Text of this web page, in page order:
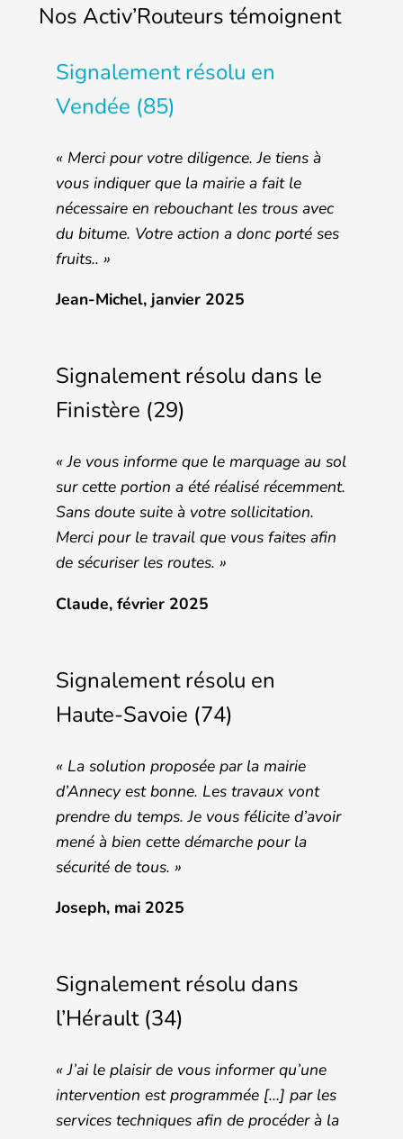
Nos Activ’Routeurs témoignent
Signalement résolu en
Vendée (85)
« Merci pour votre diligence. Je tiens à
vous indiquer que la mairie a fait le
nécessaire en rebouchant les trous avec
du bitume. Votre action a donc porté ses
fruits.. »
Jean-Michel, janvier 2025
Signalement résolu dans le
Finistère (29)
«Je vous informe que le marquage au sol
sur cette portion a été réalisé récemment.
Sans doute suite à votre sollicitation.
Merci pour le travail que vous faites afin
de sécuriser les routes. »
Claude, février 2025
Signalement résolu en
Haute-Savoie (74)
« La solution proposée par la mairie
d’Annecy est bonne. Les travaux vont
prendre du temps. Je vous félicite d’avoir
mené à bien cette démarche pour la
sécurité de tous. »
Joseph, mai 2025
Signalement résolu dans
l’Hérault (34)
«J’ai le plaisir de vous informer qu’une
intervention est programmée […] par les
services techniques afin de procéder à la